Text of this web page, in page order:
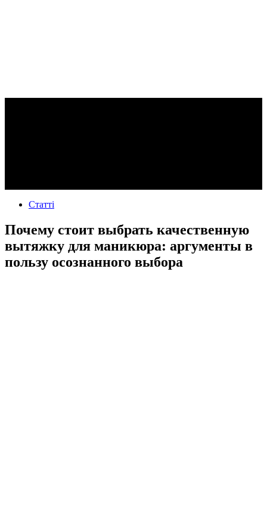
Статті
Почему стоит выбрать качественную
вытяжку для маникюра: аргументы в
пользу осознанного выбора